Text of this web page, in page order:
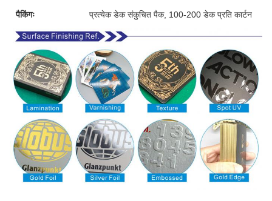
पैकिंगः प्रत्येक डेक संकुचित पैक, 100-200 डेक प्रति कार्टन